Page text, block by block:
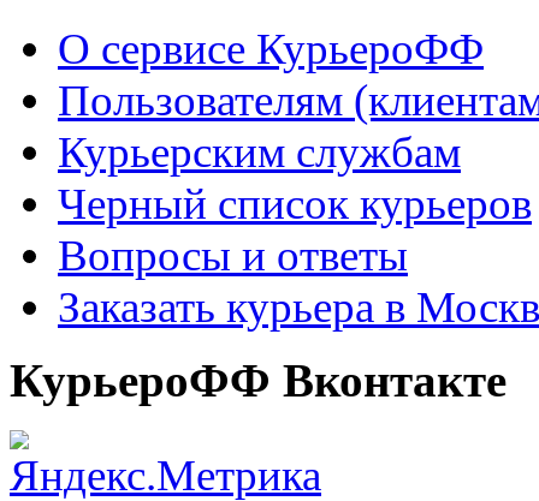
О сервисе КурьероФФ
Пользователям
Курьерским службам
Черный список курьеров
Вопросы и ответы
Заказать курьера в
КурьероФФ Вконтакте